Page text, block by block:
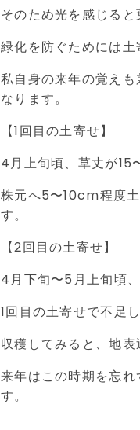
そのため光を感じる
緑化を防ぐためには土
私自身の来年の覚え
なります。
【1回目の土寄せ】
4月上旬頃、草丈が15
株元へ5〜10cm程度
す。
【2回目の土寄せ】
4月下旬〜5月上旬頃
1回目の土寄せで不足
収穫してみると、地
来年はこの時期を忘
す。